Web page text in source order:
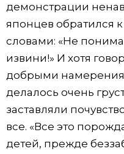
демонстрации
японцев обратился
словами: «Не
извини!» И хотя
добрыми
делалось очень
заставляли
все. «Все это
детей, прежде